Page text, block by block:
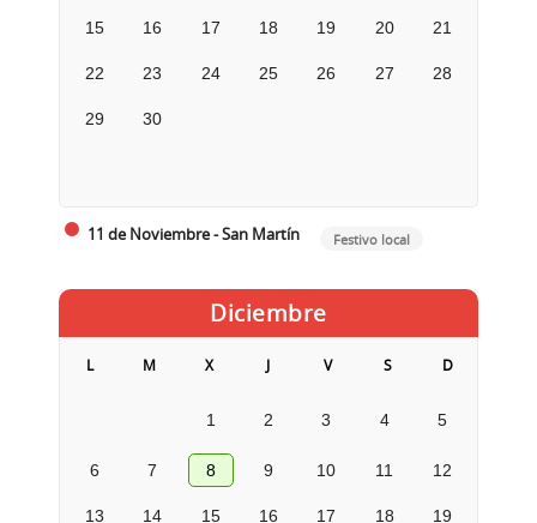
15 16 17 18 19 20 21
22 23 24 25 26 27 28
29 30
11 de Noviembre - San Martín Festivo local
Diciembre
L M X J V S D
1 2 3 4 5
6 7 8 9 10 11 12
13 14 15 16 17 18 19